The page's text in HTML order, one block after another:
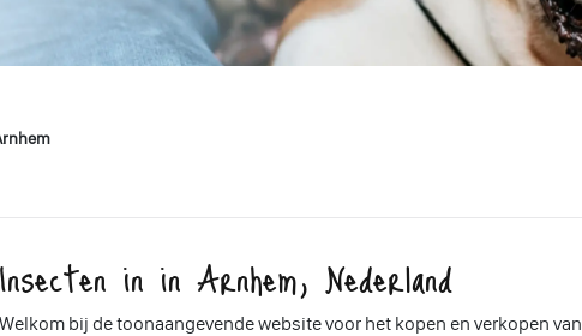
Insecten in in Arnhem, Nederland
Welkom bij de toonaangevende website voor het kopen en verkopen